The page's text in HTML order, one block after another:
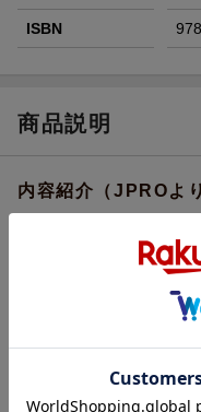
ISBN
商品説明
内容紹介（JPROよ
▶Amazon3部門で発売前
マクロ経済学（2026/6/2
その他の地域の世界経済
▶ビジネス書評メールマ
「ビジネスブックマラソ